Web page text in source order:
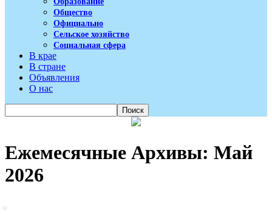
Общество
Официально
Сельское хозяйство
Социальная сфера
В крае
В стране
Объявления
О нас
Ежемесячные Архивы: Май
2026